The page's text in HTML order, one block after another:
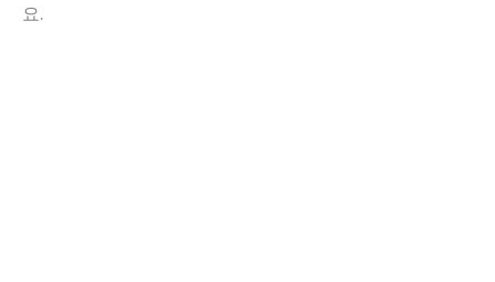
요.